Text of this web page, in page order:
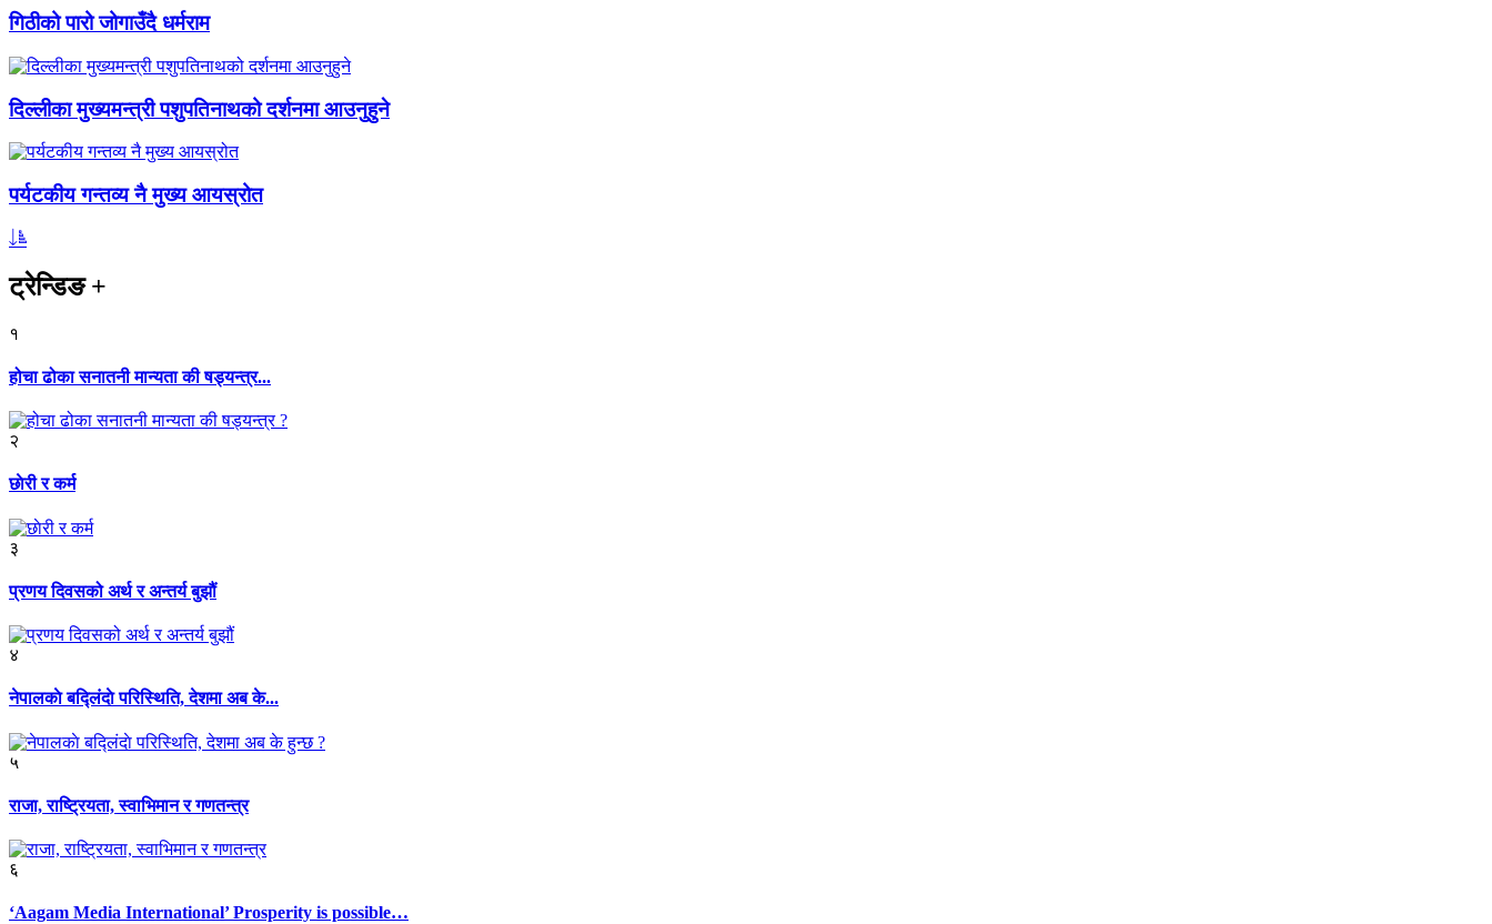
गिठीको पारो जोगाउँदै धर्मराम
दिल्लीका मुख्यमन्त्री पशुपतिनाथको दर्शनमा आउनुहुने
पर्यटकीय गन्तव्य नै मुख्य आयस्रोत
ट्रेन्डिङ+
१
होचा ढोका सनातनी मान्यता की षड्यन्त्र...
२
छाेरी र कर्म
३
प्रणय दिवसको अर्थ र अन्तर्य बुझौं
४
नेपालकाे बद्लिंदाे परिस्थिति, देशमा अब के...
५
राजा, राष्ट्रियता, स्वाभिमान र गणतन्त्र
६
‘Aagam Media International’ Prosperity is possible…